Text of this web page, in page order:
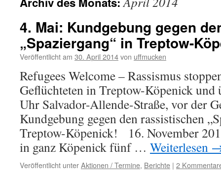
4. Mai: Kundgebung gegen
„Spaziergang“ in Treptow-
Veröffentlicht am 30. April 2014von uffmucken
Refugees Welcome – Rassismus
Geflüchteten in Treptow-Köpenick
Uhr Salvador-Allende-Straße, vor der
Kundgebung gegen den rassistischen
Treptow-Köpenick! 16. November
in ganz Köpenick fünf … Weiterlesen
Veröffentlicht unterAktionen / Termine, Berichte | 2